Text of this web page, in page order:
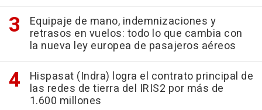
Equipaje de mano, indemnizaciones y
retrasos en vuelos: todo lo que cambia con
la nueva ley europea de pasajeros aéreos
Hispasat (Indra) logra el contrato principal de
las redes de tierra del IRIS2 por más de
1.600 millones